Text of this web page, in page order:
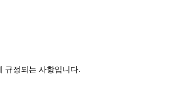
규정되는 사항입니다.